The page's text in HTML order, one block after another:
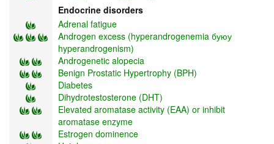
Endocrine disorders
Adrenal fatigue
Androgen excess (hyperandrogenemia буюу
hyperandrogenism)
Androgenetic alopecia
Benign Prostatic Hypertrophy (BPH)
Diabetes
Dihydrotestosterone (DHT)
Elevated aromatase activity (EAA) or inhibit
aromatase enzyme
Estrogen dominence